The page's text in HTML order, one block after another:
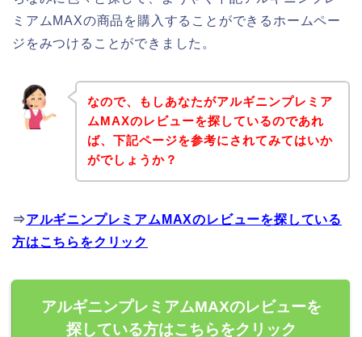
ミアムMAXの商品を購入することができるホームペー
ジをみつけることができました。
なので、もしあなたがアルギニンプレミア
ムMAXのレビューを探しているのであれ
ば、下記ページを参考にされてみてはいか
がでしょうか？
⇒アルギニンプレミアムMAXのレビューを探している
方はこちらをクリック
アルギニンプレミアムMAXのレビューを
探している方はこちらをクリック